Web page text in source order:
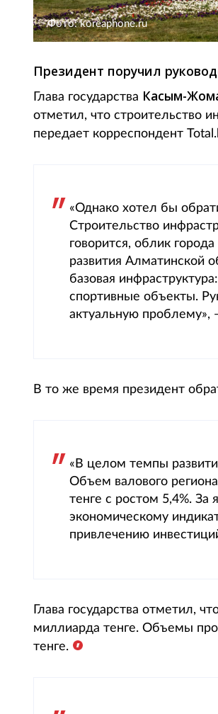
Фото: koreaphone.ru
Президент поручил
Глава государства Касым-
отметил, что строительство
передает корреспондент
«Однако хотел бы
Строительство
говорится, облик
развития Алматинской
базовая
спортивные объекты.
актуальную
В то же время президент
«В целом темпы
Объем валового
тенге с ростом 5,4%. За
экономическому
привлечению
Глава государства отметил,
миллиарда тенге. Объемы
тенге.